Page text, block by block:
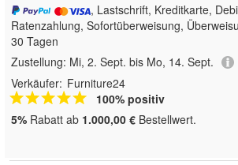
, Lastschrift, Kreditkarte,
Ratenzahlung, Sofortüberweisung,
30 Tagen
Zustellung: Mi, 2. Sept. bis Mo, 14. Sept.
Verkäufer: Furniture24
100% positiv
5% Rabatt ab 1.000,00 € Bestellwert.